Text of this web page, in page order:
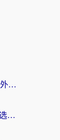
ChickCN和Unblock Youku好用吗？海外党亲测3款回国加速器，附iOS免费选择指南
海外党避坑指南：告别pc vpn 破解，选对回国加速器轻松访问国内资源